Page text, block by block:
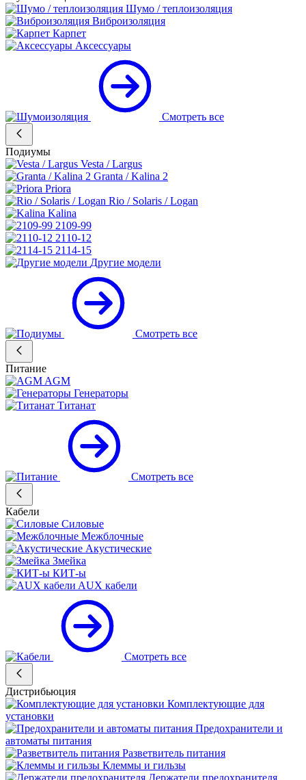
Шумо / теплоизоляция
Виброизоляция
Карпет
Аксессуары
Смотреть все
Подиумы
Vesta / Largus
Granta / Kalina 2
Priora
Rio / Solaris / Logan
Kalina
2109-99
2110-12
2114-15
Другие модели
Смотреть все
Питание
AGM
Генераторы
Титанат
Смотреть все
Кабели
Силовые
Межблочные
Акустические
Змейка
КИТ-ы
AUX кабели
Смотреть все
Дистрибьюция
Комплектующие для
установки
Предохранители и
автоматы питания
Разветвитель питания
Клеммы и гильзы